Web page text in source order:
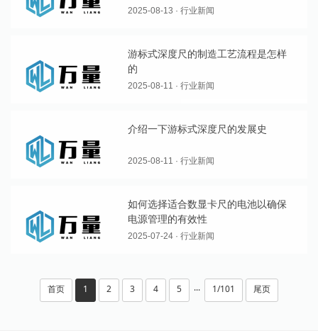
2025-08-13 · 行业新闻
游标式深度尺的制造工艺流程是怎样
的
2025-08-11 · 行业新闻
介绍一下游标式深度尺的发展史
2025-08-11 · 行业新闻
如何选择适合数显卡尺的电池以确保
电源管理的有效性
2025-07-24 · 行业新闻
首页 1 2 3 4 5 ··· 1/101 尾页